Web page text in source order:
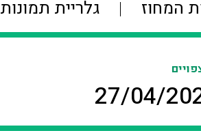
המחוז גלריית תמונות
27/04/